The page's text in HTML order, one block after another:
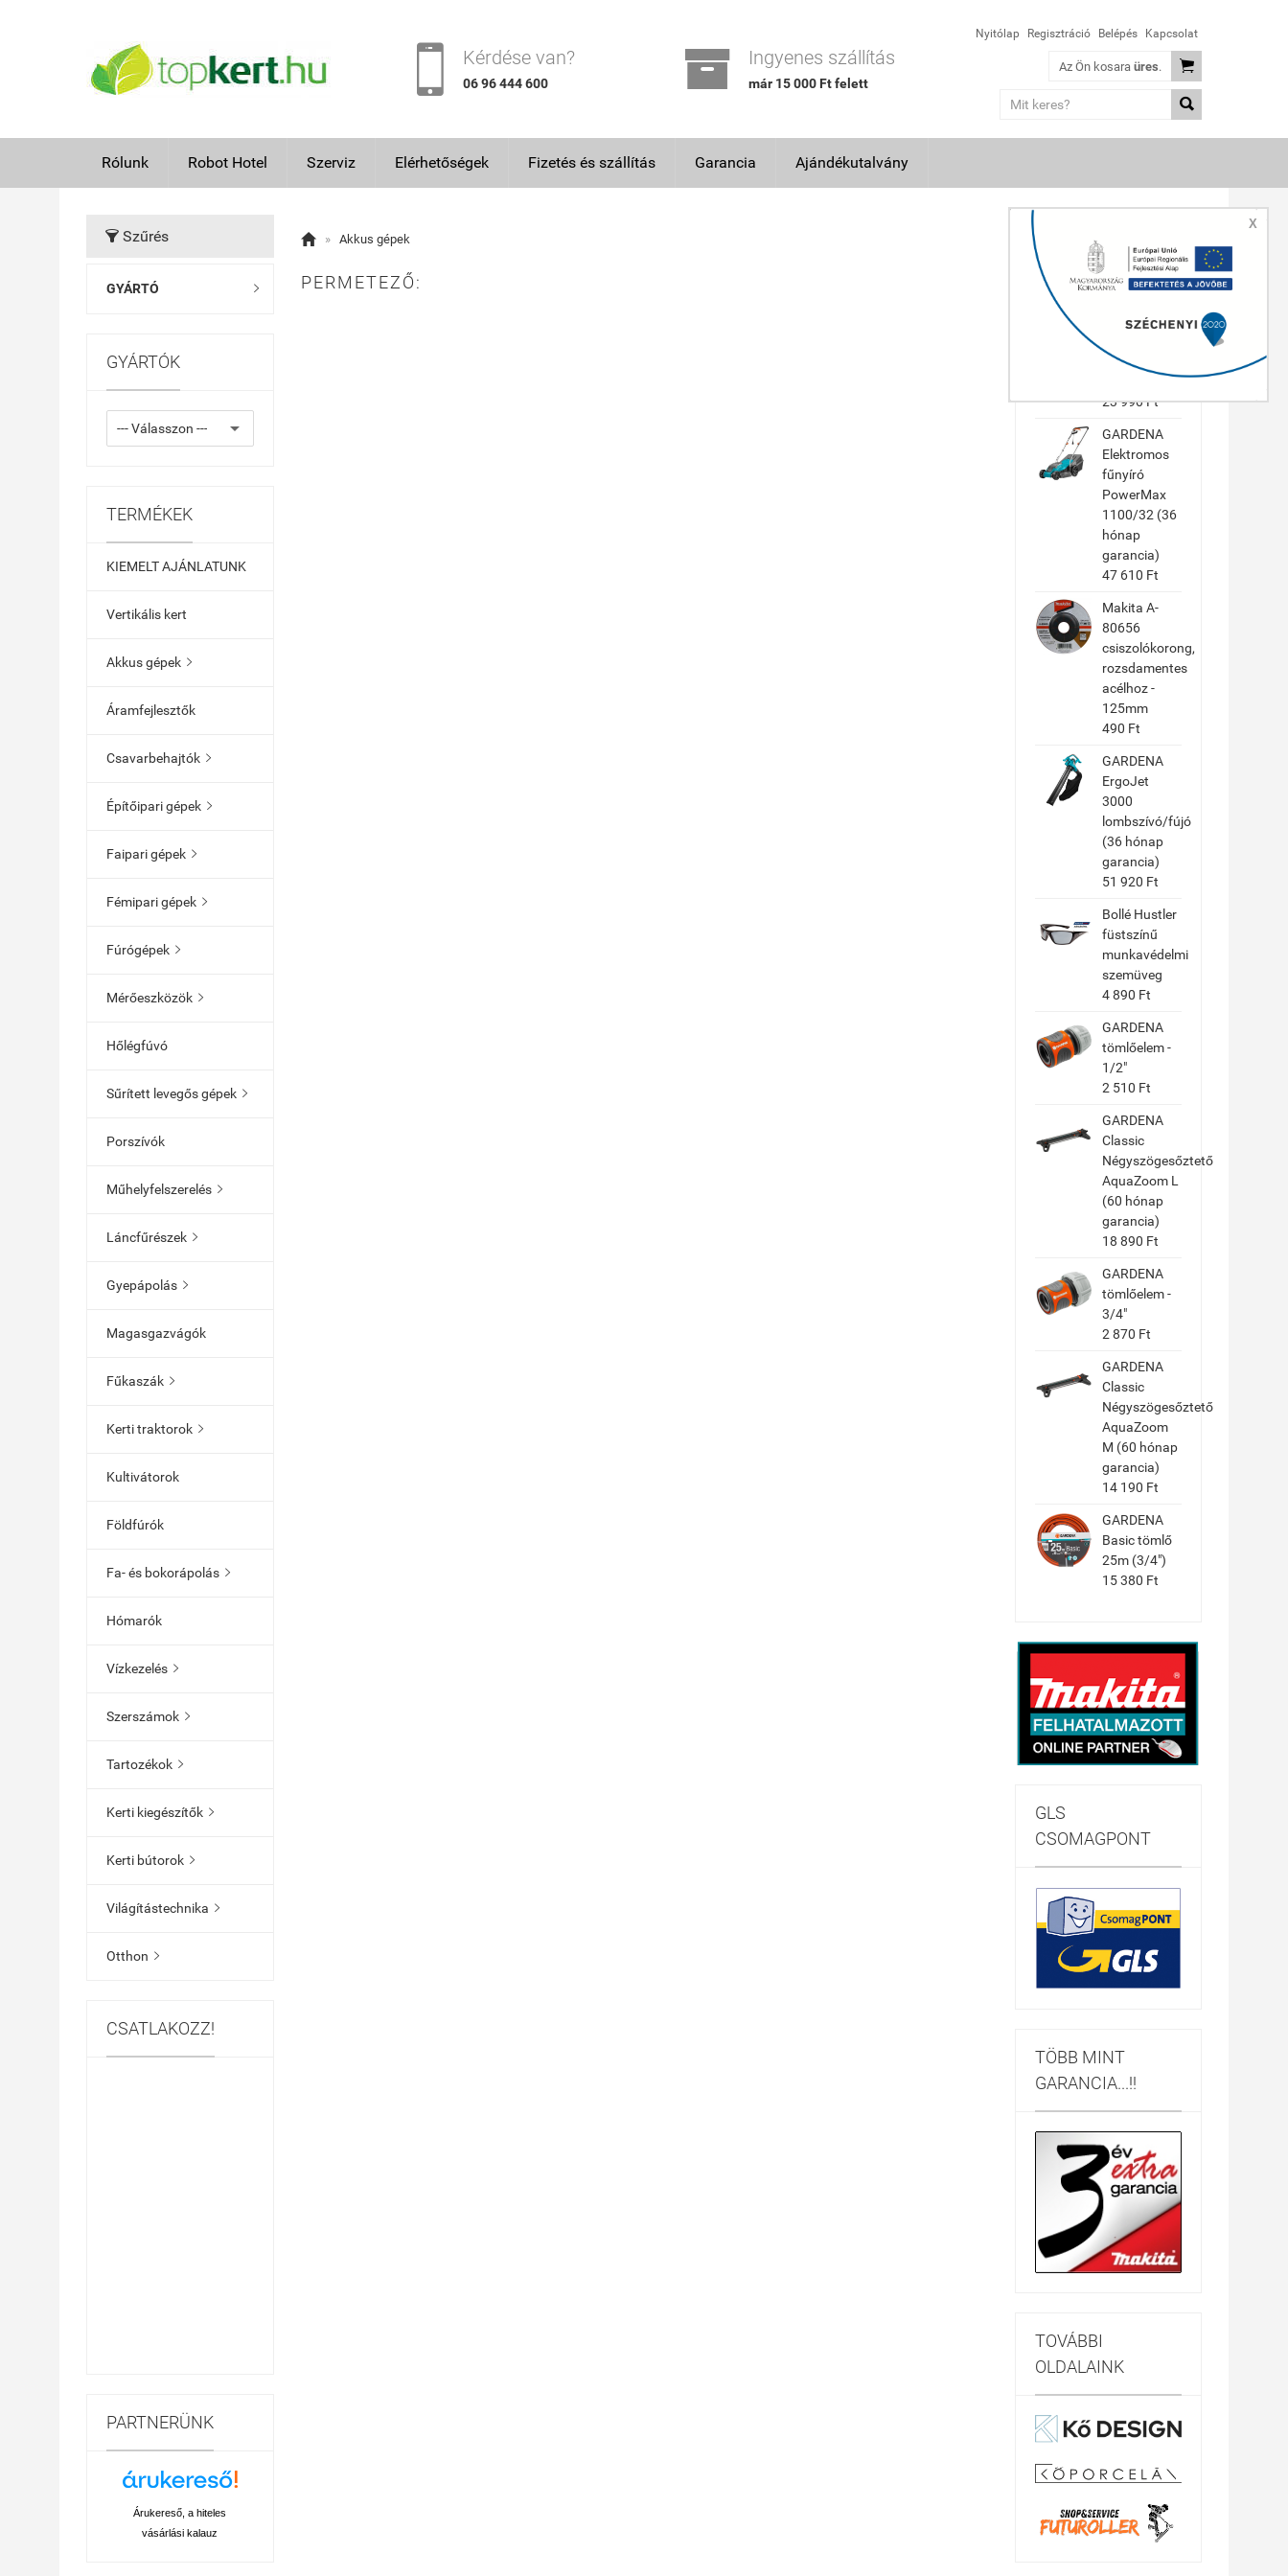
 Kérdése van?
06 96 444 600  Ingyenes szállítás
már 15 000 Ft felett
Nyitólap Regisztráció Belépés Kapcsolat
Az Ön kosara üres.


Rólunk Robot Hotel Szerviz Elérhetőségek Fizetés és szállítás Garancia Ajándékutalvány
 Szűrés
GYÁRTÓ 
GYÁRTÓK
TERMÉKEK
KIEMELT AJÁNLATUNK
Vertikális kert
Akkus gépek 
Áramfejlesztők
Csavarbehajtók 
Építőipari gépek 
Faipari gépek 
Fémipari gépek 
Fúrógépek 
Mérőeszközök 
Hőlégfúvó
Sűrített levegős gépek 
Porszívók
Műhelyfelszerelés 
Láncfűrészek 
Gyepápolás 
Magasgazvágók
Fűkaszák 
Kerti traktorok 
Kultivátorok
Földfúrók
Fa- és bokorápolás 
Hómarók
Vízkezelés 
Szerszámok 
Tartozékok 
Kerti kiegészítők 
Kerti bútorok 
Világítástechnika 
Otthon 
CSATLAKOZZ!
PARTNERÜNK
Árukereső, a hiteles
vásárlási kalauz
 » Akkus gépek
PERMETEZŐ:
TOP TERMÉKEK
GA5030R
(36 hónap
23 990 Ft
GARDENA
Elektromos
fűnyíró
PowerMax
1100/32 (36
hónap
garancia)
47 610 Ft
Makita A-
80656
csiszolókorong,
rozsdamentes
acélhoz -
125mm
490 Ft
GARDENA
ErgoJet
3000
lombszívó/fújó
(36 hónap
garancia)
51 920 Ft
Bollé Hustler
füstszínű
munkavédelmi
szemüveg
4 890 Ft
GARDENA
tömlőelem -
1/2"
2 510 Ft
GARDENA
Classic
Négyszögesőztető
AquaZoom L
(60 hónap
garancia)
18 890 Ft
GARDENA
tömlőelem -
3/4"
2 870 Ft
GARDENA
Classic
Négyszögesőztető
AquaZoom
M (60 hónap
garancia)
14 190 Ft
GARDENA
Basic tömlő
25m (3/4")
15 380 Ft
GLS
CSOMAGPONT
TÖBB MINT
GARANCIA...!!
TOVÁBBI
OLDALAINK
X